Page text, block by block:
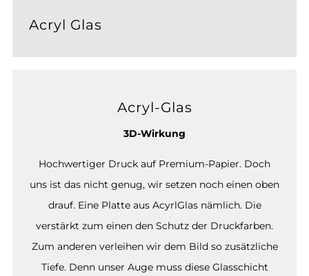
Acryl Glas
Acryl-Glas
3D-Wirkung
Hochwertiger Druck auf Premium-Papier. Doch
uns ist das nicht genug, wir setzen noch einen oben
drauf. Eine Platte aus AcyrlGlas nämlich. Die
verstärkt zum einen den Schutz der Druckfarben.
Zum anderen verleihen wir dem Bild so zusätzliche
Tiefe. Denn unser Auge muss diese Glasschicht